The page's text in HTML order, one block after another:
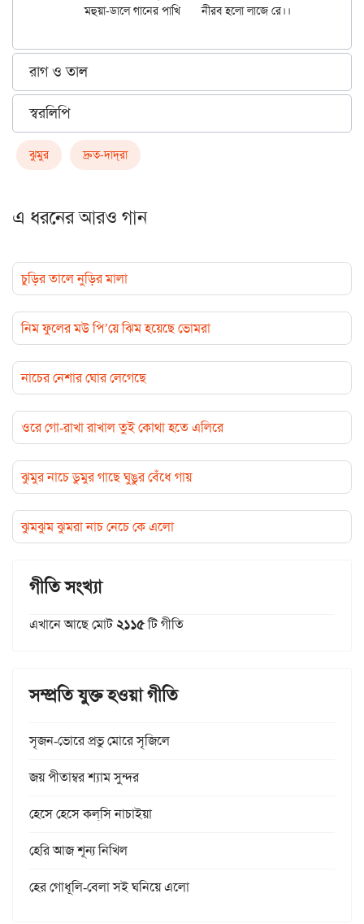
রাগ ও তাল
স্বরলিপি
ঝুমুর দ্রুত-দাদ্‌রা
এ ধরনের আরও গান
চুড়ির তালে নুড়ির মালা
নিম ফুলের মউ পি’য়ে ঝিম হয়েছে ভোমরা
নাচের নেশার ঘোর লেগেছে
ওরে গো-রাখা রাখাল তুই কোথা হতে এলিরে
ঝুমুর নাচে ডুমুর গাছে ঘুঙুর বেঁধে গায়
ঝুমঝুম ঝুমরা নাচ নেচে কে এলো
গীতি সংখ্যা
এখানে আছে মোট২১১৫টি গীতি
সম্প্রতি যুক্ত হওয়া গীতি
সৃজন-ভোরে প্রভু মোরে সৃজিলে
জয় পীতাম্বর শ্যাম সুন্দর
হেসে হেসে কল্‌সি নাচাইয়া
হেরি আজ শূন্য নিখিল
হের গোধূলি-বেলা সই ঘনিয়ে এলো